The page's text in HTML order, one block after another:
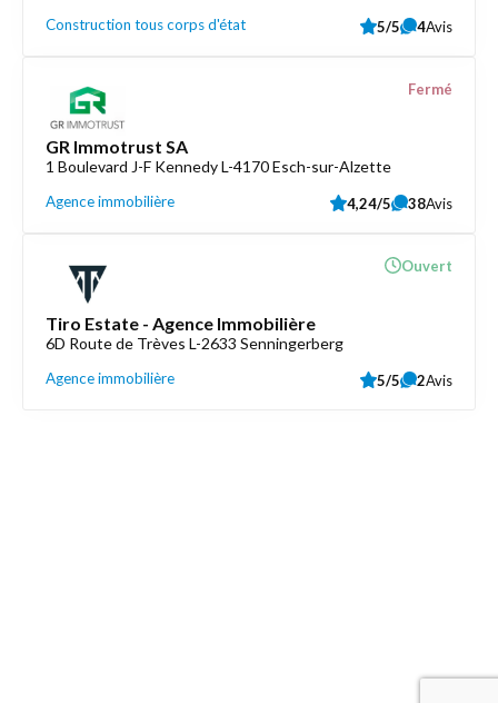
Construction tous corps d'état 5/5 4Avis
GR Immotrust SA
1 Boulevard J-F Kennedy L-4170 Esch-sur-Alzette
Agence immobilière
Fermé
4,24/5 38Avis
Tiro Estate - Agence Immobilière
6D Route de Trèves L-2633 Senningerberg
Agence immobilière
Ouvert
5/5 2Avis